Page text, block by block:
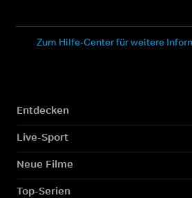
Zum Hilfe-Center für weitere
Entdecken
Live-Sport
Neue Filme
Top-Serien